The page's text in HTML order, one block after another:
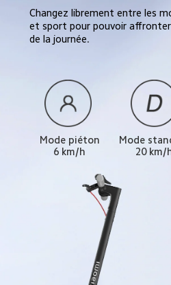
Changez librement entre les
et sport pour pouvoir
de la journée.
Mode piéton
6 km/h
Mode
20 km/